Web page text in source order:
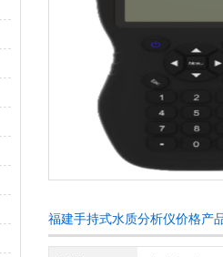
福建手持式水质分析仪价格产